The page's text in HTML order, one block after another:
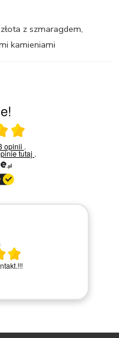
z szmaragdem,
kamieniami
średnia 5 na 5
opinii .
tutaj .